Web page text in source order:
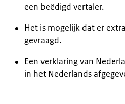
een beëdigd vertaler.
Het is mogelijk dat er
gevraagd.
Een verklaring van
in het Nederlands